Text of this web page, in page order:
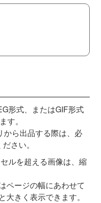
形式、またはGIF形式
す。
から出品する際は、必
さい。
ルを超える画像は、縮
ページの幅にあわせて
きく表示できます。